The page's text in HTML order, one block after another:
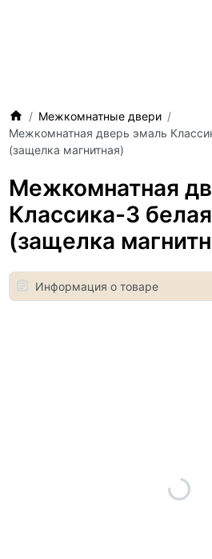
Межкомнатные двери
Межкомнатная дверь эмаль
(защелка магнитная)
Межкомнатная
Классика-3
(защелка
Информация о товаре